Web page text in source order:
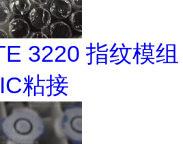
3220 指纹模组
粘接